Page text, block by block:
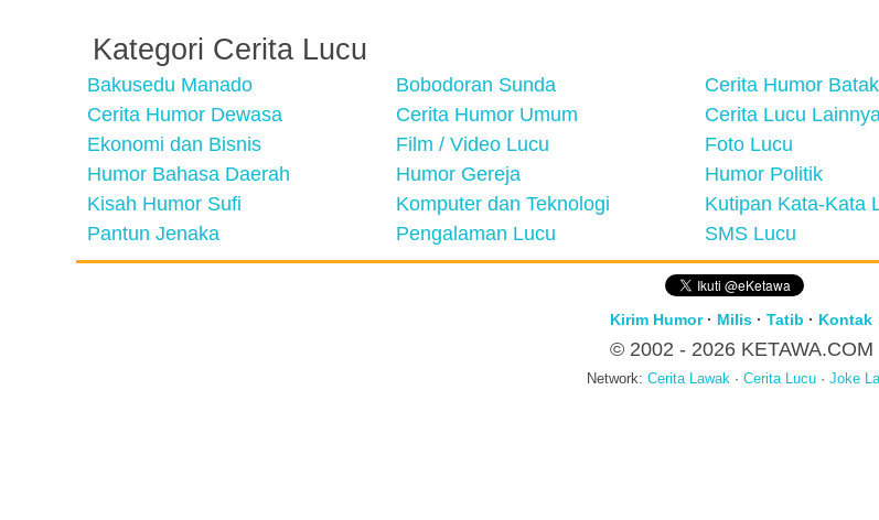
Kategori Cerita Lucu
Bakusedu Manado Bobodoran Sunda Cerita Humor Batak
Cerita Humor Dewasa
Cerita Humor Umum Cerita Lucu
Ekonomi dan Bisnis
Film / Video Lucu Foto Lucu
Humor Bahasa Daerah
Humor Gereja Humor Politik
Kisah Humor Sufi
Komputer dan Teknologi Kutipan Kata-Kata
Pantun Jenaka
Pengalaman Lucu SMS Lucu
Kirim Humor· Milis · Tatib · Kontak
© 2002 - 2026 KETAWA.COM
Network: Cerita Lawak · Cerita Lucu · Joke